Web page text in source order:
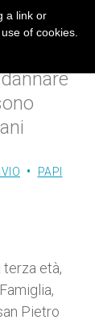
PAPI
età,
Pietro
a link or
of cookies.